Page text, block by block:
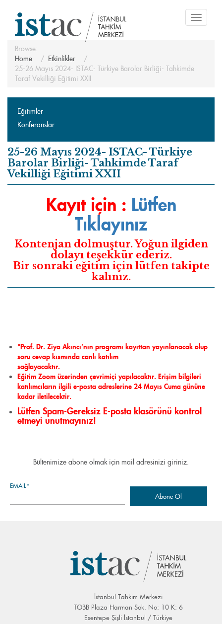
Toggle
Browse:
Home
Etkinlikler
25-26 Mayıs 2024- ISTAC- Türkiye Barolar Birliği- Tahkimde
Taraf Vekilliği Eğitimi XXII
Eğitimler
Konferanslar
25-26 Mayıs 2024- ISTAC- Türkiye
Barolar Birliği- Tahkimde Taraf
Vekilliği Eğitimi XXII
Kayıt için : Lütfen
Tıklayınız
Kontenjan dolmuştur. Yoğun ilgiden
dolayı teşekkür ederiz.
Bir sonraki eğitim için lütfen takipte
kalınız.
*Prof. Dr. Ziya Akıncı’nın programı kayıttan yayınlanacak olup
soru cevap kısmında canlı katılım
sağlayacaktır.
Eğitim Zoom üzerinden çevrimiçi yapılacaktır. Erişim bilgileri
katılımcıların ilgili e-posta adreslerine 24 Mayıs Cuma gününe
kadar iletilecektir.
Lütfen Spam-Gereksiz E-posta klasörünü kontrol
etmeyi unutmayınız!
Bültenimize abone olmak için mail adresinizi giriniz.
EMAIL*
İstanbul Tahkim Merkezi
TOBB Plaza Harman Sok. No: 10 K: 6
Esentepe Şişli İstanbul / Türkiye